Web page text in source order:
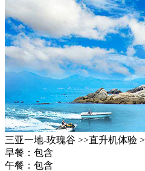
三亚一地-玫瑰谷 >>直升机体验
早餐： 包含
午餐： 包含